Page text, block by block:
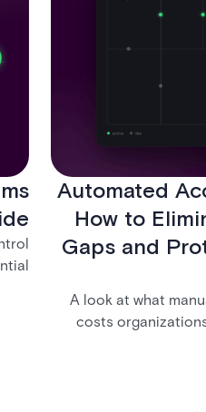
Automated
How to
Gaps and
A look at what
costs